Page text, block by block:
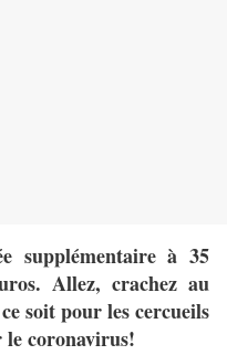
supplémentaire à 35
Allez, crachez au
soit pour les cercueils
le coronavirus!